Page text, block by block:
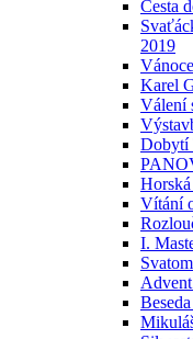
Cesta
2019
Karel
Válení
Dobytí
Vítání
I.